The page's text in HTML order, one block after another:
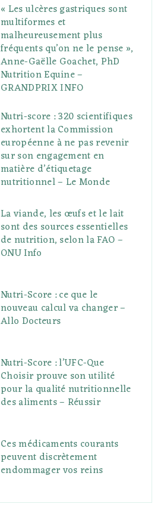
« Les ulcères gastriques sont
multiformes et
malheureusement plus
fréquents qu’on ne le pense »,
Anne-Gaëlle Goachet, PhD
Nutrition Equine –
GRANDPRIX INFO
Nutri-score : 320 scientifiques
exhortent la Commission
européenne à ne pas revenir
sur son engagement en
matière d’étiquetage
nutritionnel – Le Monde
La viande, les œufs et le lait
sont des sources essentielles
de nutrition, selon la FAO –
ONU Info
Nutri-Score : ce que le
nouveau calcul va changer –
Allo Docteurs
Nutri-Score : l’UFC-Que
Choisir prouve son utilité
pour la qualité nutritionnelle
des aliments – Réussir
Ces médicaments courants
peuvent discrètement
endommager vos reins